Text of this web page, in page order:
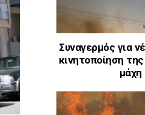
Συναγερμός για
κινητοποίηση
μάχη